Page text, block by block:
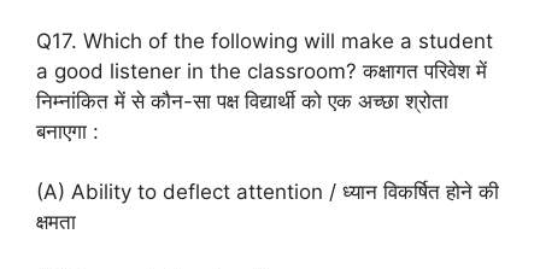
Q17. Which of the following will make a student
a good listener in the classroom? कक्षागत परिवेश में
निम्नांकित में से कौन-सा पक्ष विद्यार्थी को एक अच्छा श्रोता
बनाएगा :
(A) Ability to deflect attention / ध्यान विकर्षित होने की
क्षमता